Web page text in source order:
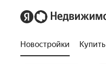
Новостройки Купить